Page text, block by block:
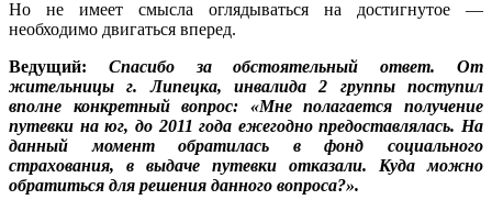
Но не имеет смысла оглядываться на достигнутое —
необходимо двигаться вперед.
Ведущий: Спасибо за обстоятельный ответ. От
жительницы г. Липецка, инвалида 2 группы поступил
вполне конкретный вопрос: «Мне полагается получение
путевки на юг, до 2011 года ежегодно предоставлялась. На
данный момент обратилась в фонд социального
страхования, в выдаче путевки отказали. Куда можно
обратиться для решения данного вопроса?».